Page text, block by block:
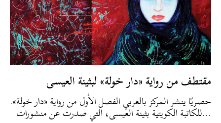
مقتطف من رواية «دار خولة» لبثينة العيسى
.حصريًا ينشر المركز بالعربي الفصل الأول من رواية «دار خولة»
للكاتبة الكويتية بثينة العيسى، التي صدرت عن منشورات...